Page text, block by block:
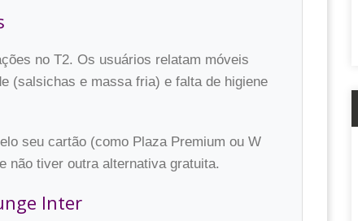
no T2. Os usuários relatam móveis
(salsichas e massa fria) e falta de higiene
seu cartão (como Plaza Premium ou W
não tiver outra alternativa gratuita.
Inter